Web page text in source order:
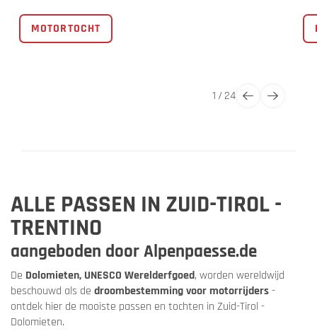
MOTORTOCHT
1 /24
ALLE PASSEN IN ZUID-TIROL -
TRENTINO
aangeboden door Alpenpaesse.de
De Dolomieten, UNESCO Werelderfgoed, worden wereldwijd
beschouwd als de droombestemming voor motorrijders-
ontdek hier de mooiste passen en tochten in Zuid-Tirol -
Dolomieten.